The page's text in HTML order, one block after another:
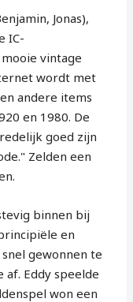
Jonas),
IC-
vintage
wordt met
andere items
en 1980. De
goed zijn
Zelden een
binnen bij
en
gewonnen te
af. Eddy speelde
won een